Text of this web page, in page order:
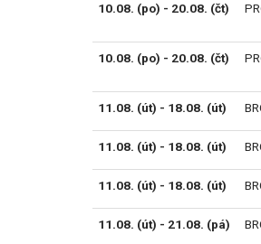
10.08. (po) - 20.08. (čt)
10.08. (po) - 20.08. (čt)
11.08. (út) - 18.08. (út)
11.08. (út) - 18.08. (út)
11.08. (út) - 18.08. (út)
11.08. (út) - 21.08. (pá)